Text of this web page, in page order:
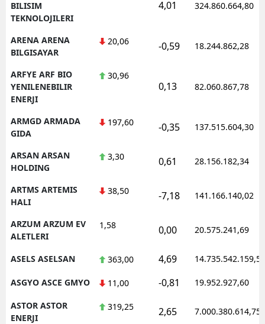
BILISIM
TEKNOLOJILERI
4,01 324.860.664,80
ARENA ARENA
BILGISAYAR
20,06 -0,59 18.244.862,28
ARFYE ARF BIO
YENILENEBILIR
ENERJI
30,96
0,13 82.060.867,78
ARMGD ARMADA
GIDA
197,60 -0,35 137.515.604,30
ARSAN ARSAN
HOLDING
3,30 0,61 28.156.182,34
ARTMS ARTEMIS
HALI
38,50 -7,18 141.166.140,02
ARZUM ARZUM EV
ALETLERI
1,58 0,00 20.575.241,69
ASELS ASELSAN 363,00 4,69 14.735.542.159,50
ASGYO ASCE GMYO 11,00 -0,81 19.952.927,60
ASTOR ASTOR
ENERJI
319,25 2,65 7.000.380.614,75